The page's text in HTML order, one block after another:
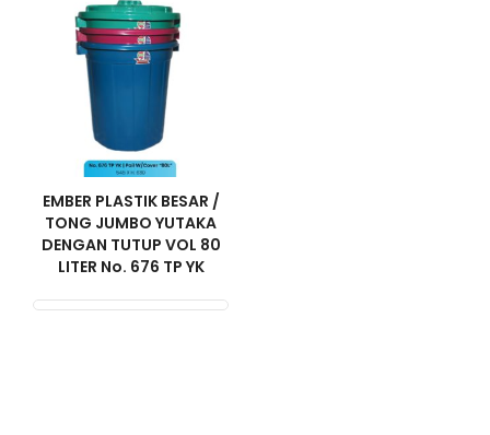
EMBER PLASTIK BESAR /
TONG JUMBO YUTAKA
DENGAN TUTUP VOL 80
LITER No. 676 TP YK